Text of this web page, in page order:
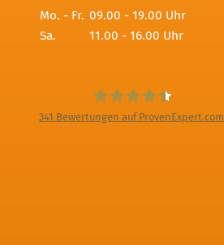
Mo. - Fr. 09.00 - 19.00 Uhr
Sa.
11.00 - 16.00 Uhr
341 Bewertungen auf ProvenExpert.com